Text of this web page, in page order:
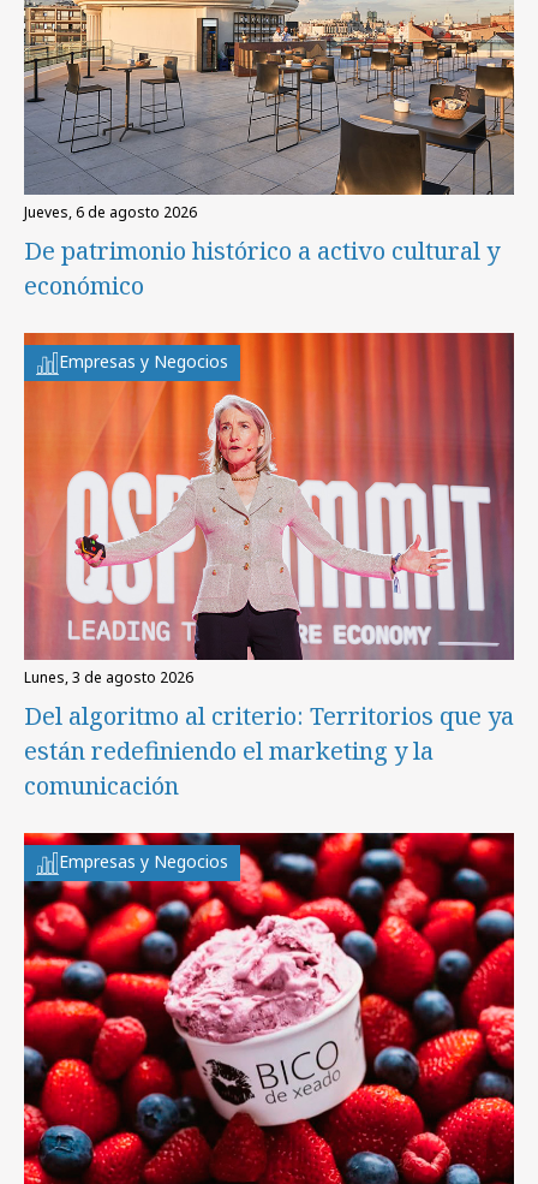
jueves, 6 de agosto 2026
De patrimonio histórico a activo cultural y
económico
Empresas y Negocios
lunes, 3 de agosto 2026
Del algoritmo al criterio: Territorios que ya
están redefiniendo el marketing y la
comunicación
Empresas y Negocios